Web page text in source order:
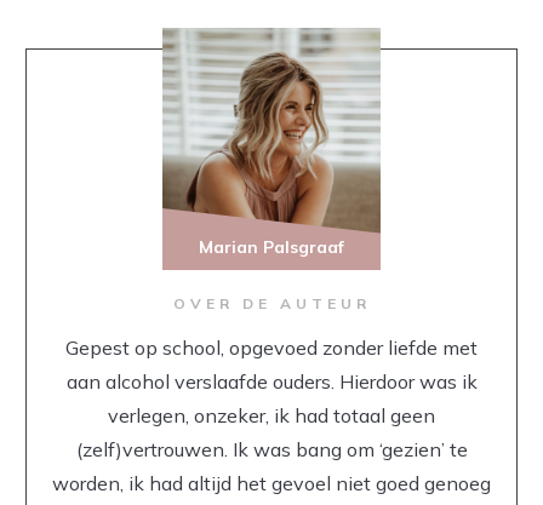
OVER DE AUTEUR
Gepest op school, opgevoed zonder liefde met
aan alcohol verslaafde ouders. Hierdoor was ik
verlegen, onzeker, ik had totaal geen
(zelf)vertrouwen. Ik was bang om ‘gezien’ te
worden, ik had altijd het gevoel niet goed genoeg
Marian Palsgraaf